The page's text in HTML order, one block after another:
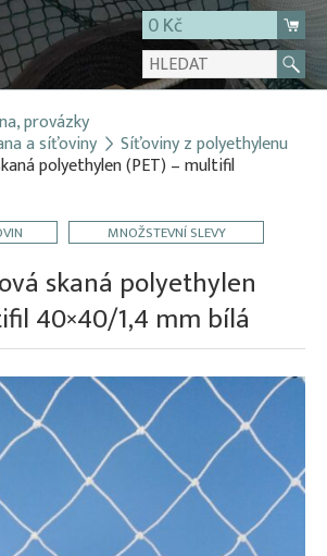
0 Kč
provázky
a síťoviny Síťoviny z polyethylenu
polyethylen (PET) – multifil
MNOŽSTEVNÍ SLEVY
skaná polyethylen
40×40/1,4 mm bílá